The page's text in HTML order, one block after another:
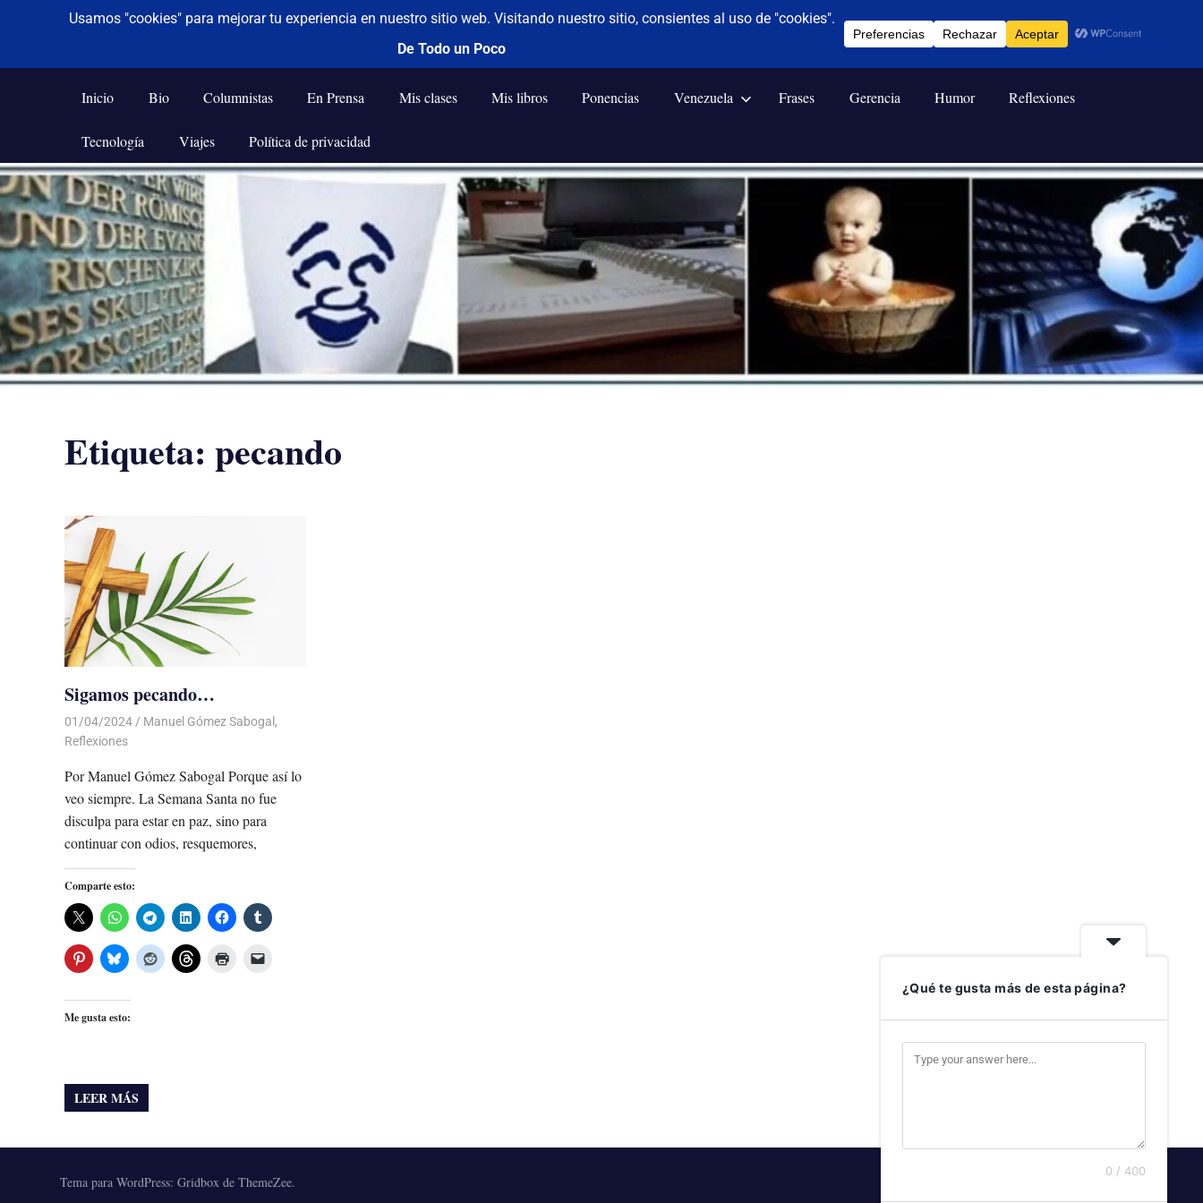
Saltar
al
contenido
De todo un poco
Frases,
Humor,
Tecnología
y
Viajes
Inicio Bio Columnistas En Prensa Mis clases Mis libros Ponencias Venezuela Frases Gerencia Humor Reflexiones
Tecnología Viajes Política de privacidad
Etiqueta: pecando
Sigamos pecando…
01/04/2024 De todo un Poco
Manuel Gómez Sabogal ,
Reflexiones
Por Manuel Gómez Sabogal Porque así lo
veo siempre. La Semana Santa no fue
disculpa para estar en paz, sino para
continuar con odios, resquemores,
Comparte esto:
Me gusta esto:
LEER MÁS
Tema para WordPress: Gridbox de ThemeZee.
¿Qué te gusta más de esta página?
0 / 400